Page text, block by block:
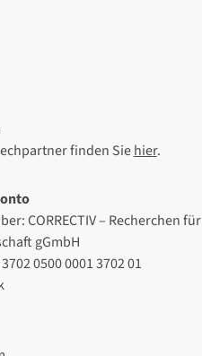
finden Siehier.
CORRECTIV – Recherchen für
gGmbH
0500 0001 3702 01